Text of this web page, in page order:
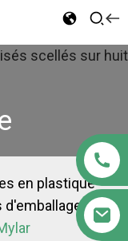
en plastique
d'emballage